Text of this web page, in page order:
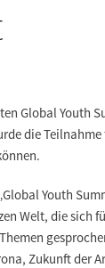
Global Youth
die
Youth
Welt, die sich
Zukunft der